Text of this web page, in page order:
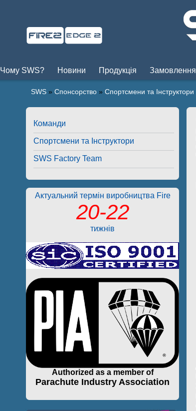
Чому SWS? Новини Продукція Замовлення
SWS » Спонсорство » Спортсмени та Інструктори
Команди
Спортсмени та Інструктори
SWS Factory Team
Актуальний термін виробництва Fire
20-22
тижнів
Authorized as a member of
Parachute Industry Association